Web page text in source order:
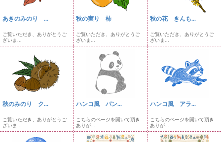
あきのみのり ...
ご覧いただき、ありがとうご
ざいま...
秋の実り 柿
ご覧いただき、ありがとうご
ざいま...
秋の花 きんも...
ご覧いただき、ありがとうご
ざいま...
秋のみのり ク...
ご覧いただき、ありがとうご
ざいま...
ハンコ風 パン...
こちらのページを開いて頂き
ありが...
ハンコ風 アラ...
こちらのページを開いて頂き
ありが...